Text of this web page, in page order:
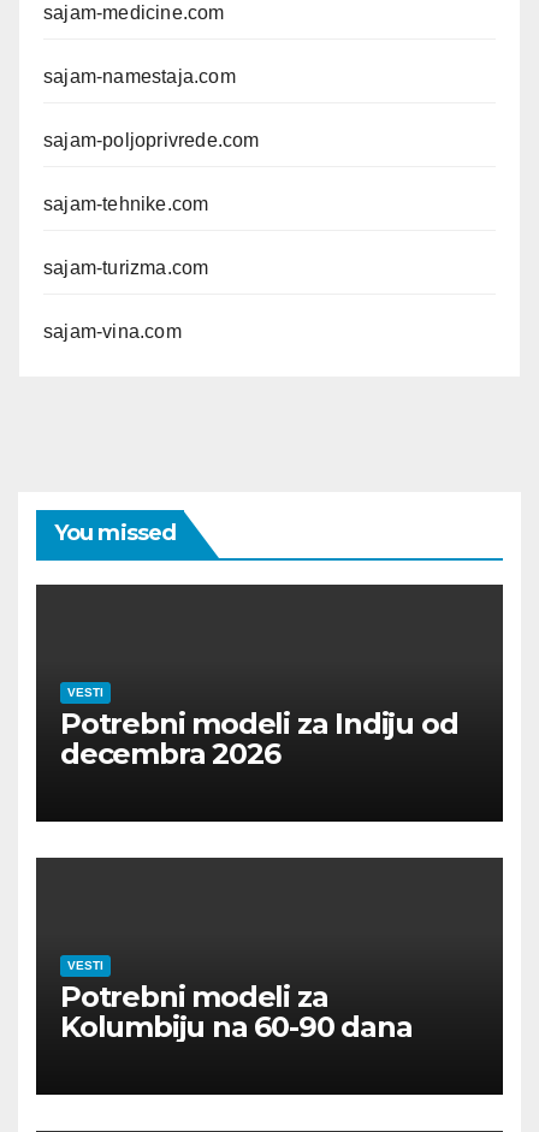
sajam-medicine.com
sajam-namestaja.com
sajam-poljoprivrede.com
sajam-tehnike.com
sajam-turizma.com
sajam-vina.com
You missed
VESTI
Potrebni modeli za Indiju od
decembra 2026
VESTI
Potrebni modeli za
Kolumbiju na 60-90 dana